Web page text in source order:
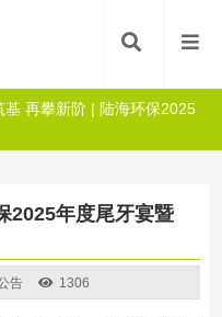
基 再攀新阶 | 陆海环保2025
2025年度尾牙宴暨
告 1306